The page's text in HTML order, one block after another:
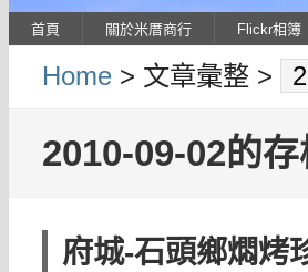
首頁 關於米厝商行 Flickr相簿
Home > 文章彙整 >
2010-09-02的存
府城-石頭鄉燜烤